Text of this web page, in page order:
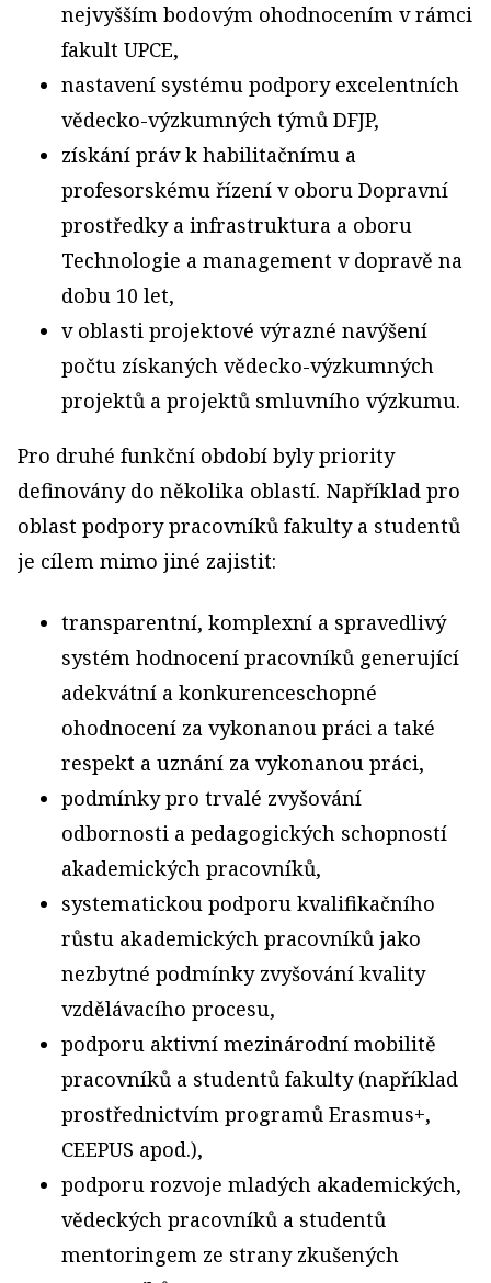
nejvyšším bodovým ohodnocením v rámci
fakult UPCE,
nastavení systému podpory excelentních
vědecko-výzkumných týmů DFJP,
získání práv k habilitačnímu a
profesorskému řízení v oboru Dopravní
prostředky a infrastruktura a oboru
Technologie a management v dopravě na
dobu 10 let,
v oblasti projektové výrazné navýšení
počtu získaných vědecko-výzkumných
projektů a projektů smluvního výzkumu.
Pro druhé funkční období byly priority
definovány do několika oblastí. Například pro
oblast podpory pracovníků fakulty a studentů
je cílem mimo jiné zajistit:
transparentní, komplexní a spravedlivý
systém hodnocení pracovníků generující
adekvátní a konkurenceschopné
ohodnocení za vykonanou práci a také
respekt a uznání za vykonanou práci,
podmínky pro trvalé zvyšování
odbornosti a pedagogických schopností
akademických pracovníků,
systematickou podporu kvalifikačního
růstu akademických pracovníků jako
nezbytné podmínky zvyšování kvality
vzdělávacího procesu,
podporu aktivní mezinárodní mobilitě
pracovníků a studentů fakulty (například
prostřednictvím programů Erasmus+,
CEEPUS apod.),
podporu rozvoje mladých akademických,
vědeckých pracovníků a studentů
mentoringem ze strany zkušených